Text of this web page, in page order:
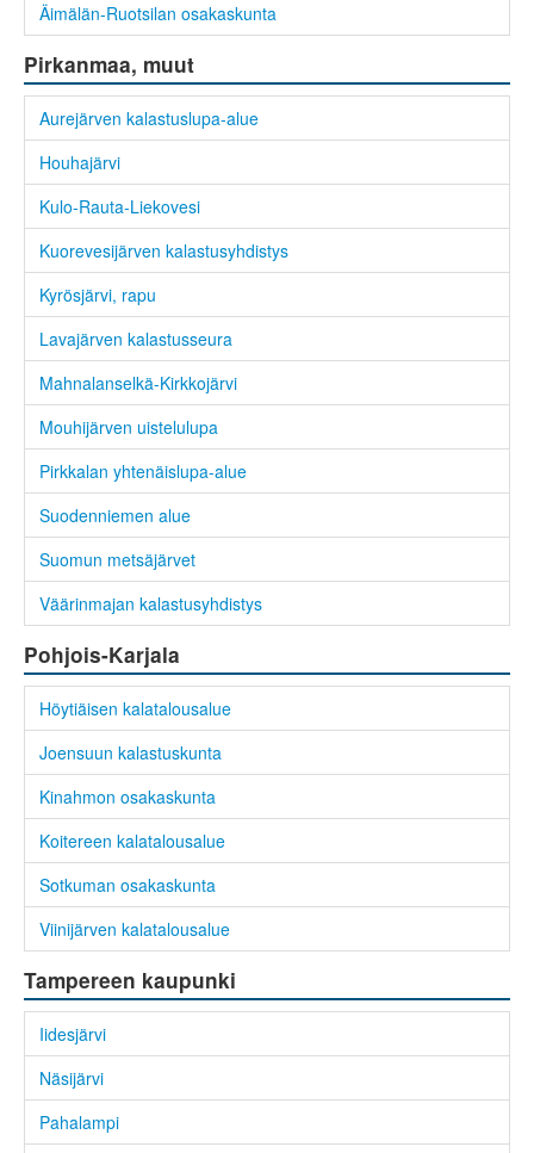
Äimälän-Ruotsilan osakaskunta
Pirkanmaa, muut
Aurejärven kalastuslupa-alue
Houhajärvi
Kulo-Rauta-Liekovesi
Kuorevesijärven kalastusyhdistys
Kyrösjärvi, rapu
Lavajärven kalastusseura
Mahnalanselkä-Kirkkojärvi
Mouhijärven uistelulupa
Pirkkalan yhtenäislupa-alue
Suodenniemen alue
Suomun metsäjärvet
Väärinmajan kalastusyhdistys
Pohjois-Karjala
Höytiäisen kalatalousalue
Joensuun kalastuskunta
Kinahmon osakaskunta
Koitereen kalatalousalue
Sotkuman osakaskunta
Viinijärven kalatalousalue
Tampereen kaupunki
Iidesjärvi
Näsijärvi
Pahalampi